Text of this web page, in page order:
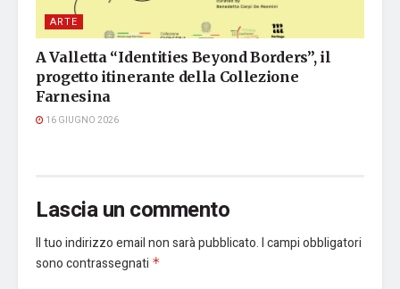
ARTE
A Valletta “Identities Beyond Borders”, il
progetto itinerante della Collezione
Farnesina
16 GIUGNO 2026
Lascia un commento
Il tuo indirizzo email non sarà pubblicato.I campi obbligatori
sono contrassegnati *